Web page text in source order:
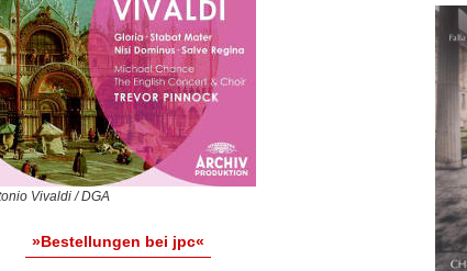
Vivaldi / DGA
»Bestellungen bei jpc«